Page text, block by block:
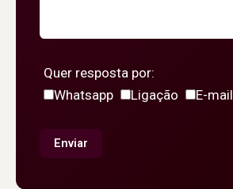
Quer resposta por:
Whatsapp
Ligação E-mail
Enviar